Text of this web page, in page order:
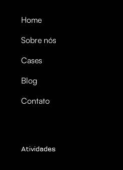
Home
Sobre nós
Cases
Blog
Contato
Atividades